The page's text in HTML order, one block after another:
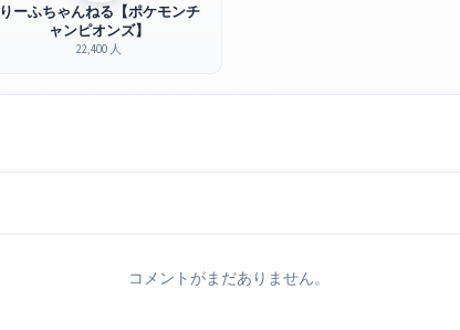
りーふちゃんねる【ポケモンチ
ャンピオンズ】
22,400 人
コメントがまだありません。